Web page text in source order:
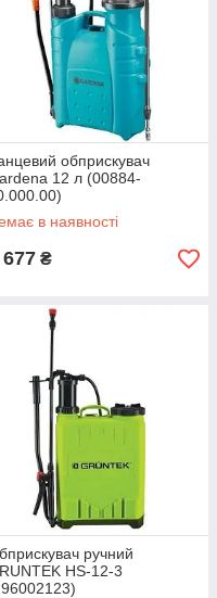
обприскувач
12 л (00884-
в наявності
₴
ручний
HS-12-3